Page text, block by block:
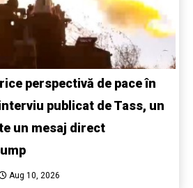
perspectivă de pace în
publicat de Tass, un
un mesaj direct
Aug 10, 2026